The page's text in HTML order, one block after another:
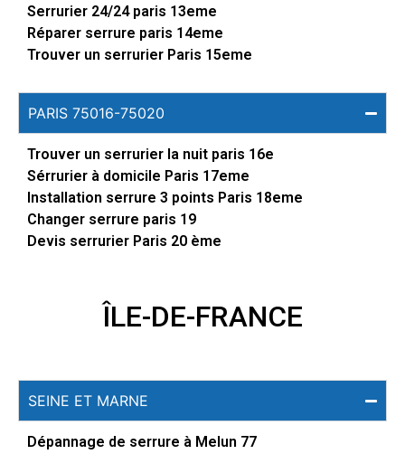
Serrurier 24/24 paris 13eme
Réparer serrure paris 14eme
Trouver un serrurier Paris 15eme
PARIS 75016-75020
Trouver un serrurier la nuit paris 16e
Sérrurier à domicile Paris 17eme
Installation serrure 3 points Paris 18eme
Changer serrure paris 19
Devis serrurier Paris 20 ème
ÎLE-DE-FRANCE
SEINE ET MARNE
Dépannage de serrure à Melun 77